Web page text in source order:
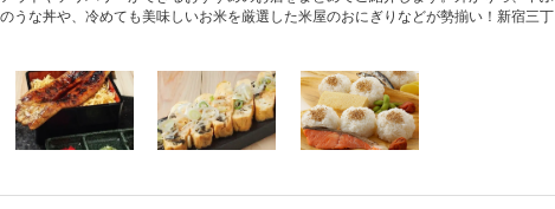
うな丼や、冷めても美味しいお米を厳選した米屋のおにぎりなどが勢揃い！新宿三丁